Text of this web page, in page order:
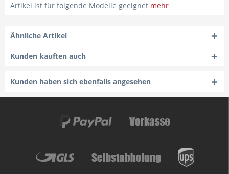
Artikel ist für folgende Modelle geeignet mehr
Ähnliche Artikel
Kunden kauften auch
Kunden haben sich ebenfalls angesehen